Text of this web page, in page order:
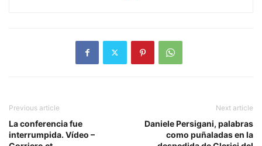
Previous article
La conferencia fue
interrumpida. Vídeo –
Next article
Daniele Persigani, palabras
como puñaladas en la